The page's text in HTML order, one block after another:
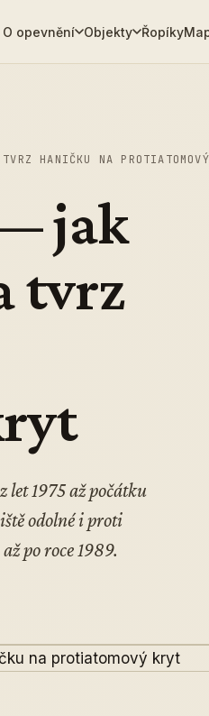
O opevnění Objekty Řopíky
HANIČKU NA
jak
tvrz
1975 až počátku
odolné i proti
po roce 1989.